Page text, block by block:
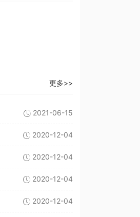
更多>>
2021-06-15
2020-12-04
2020-12-04
2020-12-04
2020-12-04